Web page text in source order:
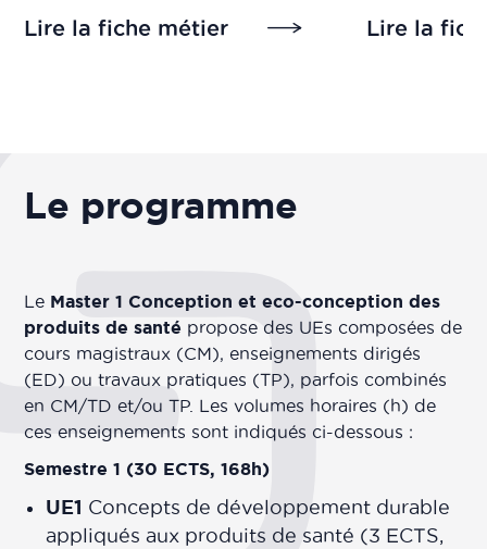
plantes/ingrédient
Lire la fiche métier Lire la
Le programme
Le Master 1 Conception et eco-conception des
produits de santé propose des UEs composées de
cours magistraux (CM), enseignements dirigés
(ED) ou travaux pratiques (TP), parfois combinés
en CM/TD et/ou TP. Les volumes horaires (h) de
ces enseignements sont indiqués ci-dessous :
Semestre 1 (30 ECTS, 168h)
UE1 Concepts de développement durable
appliqués aux produits de santé (3 ECTS,